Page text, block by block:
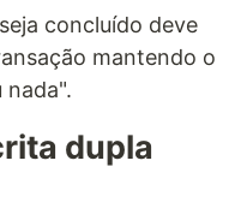
concluído deve
mantendo o
dupla